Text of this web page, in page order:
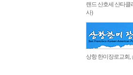
랜드 산호세 산타클
사)
상항 한미장로교회,